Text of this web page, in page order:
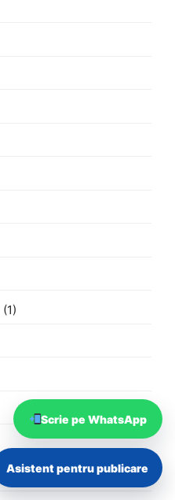
(1)
Scrie pe WhatsApp
Asistent pentru publicare